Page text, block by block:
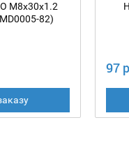
M8х30х1.2
82)
97